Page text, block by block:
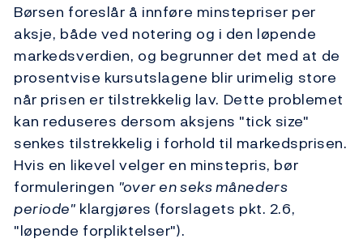
Børsen foreslår å innføre minstepriser per
aksje, både ved notering og i den løpende
markedsverdien, og begrunner det med at de
prosentvise kursutslagene blir urimelig store
når prisen er tilstrekkelig lav. Dette problemet
kan reduseres dersom aksjens "tick size"
senkes tilstrekkelig i forhold til markedsprisen.
Hvis en likevel velger en minstepris, bør
formuleringen "over en seks måneders
periode" klargjøres (forslagets pkt. 2.6,
"løpende forpliktelser").